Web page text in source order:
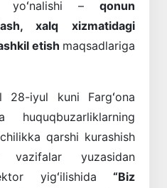
yoʻnalishi – qonun
xalq xizmatidagi
etish maqsadlariga
28-iyul kuni Fargʻona
huquqbuzarliklarning
qarshi kurashish
vazifalar yuzasidan
yigʻilishida “Biz